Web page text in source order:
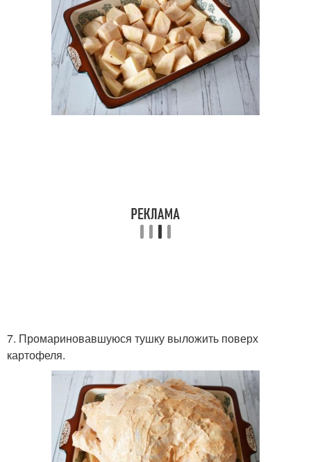
7. Промариновавшуюся тушку выложить поверх
картофеля.